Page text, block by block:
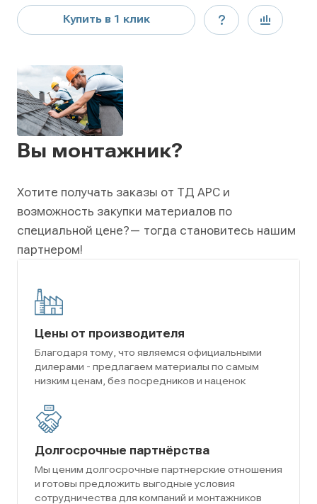
Купить в 1 клик
Вы монтажник?
Хотите получать заказы от ТД АРС и
возможность закупки материалов по
специальной цене?— тогда становитесь нашим
партнером!
Цены от производителя
Благодаря тому, что являемся официальными
дилерами - предлагаем материалы по самым
низким ценам, без посредников и наценок
Долгосрочные партнёрства
Мы ценим долгосрочные партнерские отношения
и готовы предложить выгодные условия
сотрудничества для компаний и монтажников